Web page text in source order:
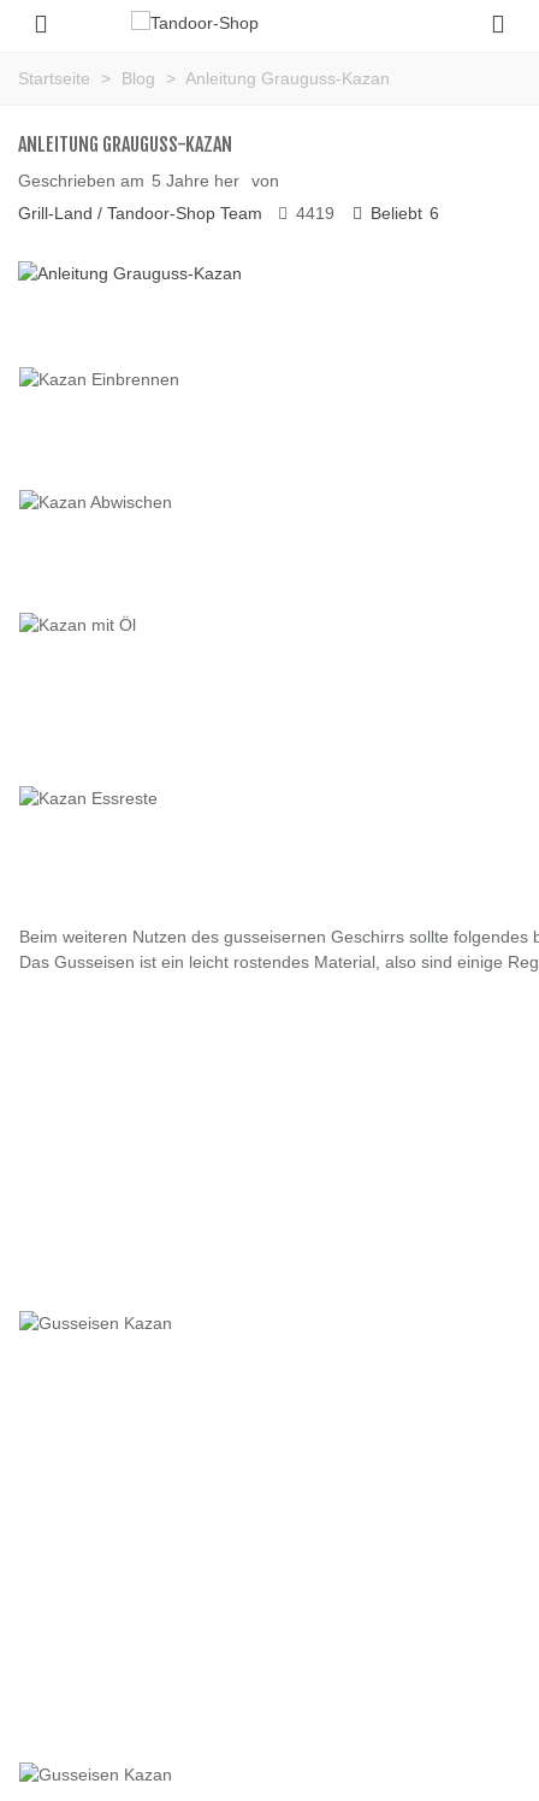
Startseite > Blog > Anleitung Grauguss-Kazan
ANLEITUNG GRAUGUSS-KAZAN
Geschrieben am 5 Jahre her
von
Grill-Land / Tandoor-Shop Team
4419 Beliebt 6
Beim weiteren Nutzen des gusseisernen Geschirrs sollte folgendes
Das Gusseisen ist ein leicht rostendes Material, also sind einige